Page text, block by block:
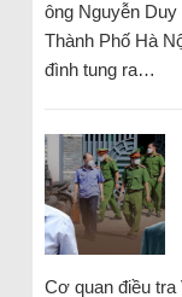
ông Nguyễn
Thành Phố Hà
đình tung ra…
Cơ quan điều